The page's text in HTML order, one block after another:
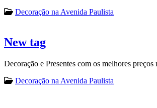
Decoração na Avenida Paulista
New tag
Decoração e Presentes com os melhores preços
Decoração na Avenida Paulista